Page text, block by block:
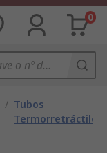
0
/ Tubos
Termorretráctiles